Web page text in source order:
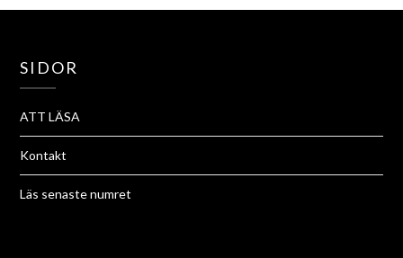
SIDOR
ATT LÄSA
Kontakt
Läs senaste numret